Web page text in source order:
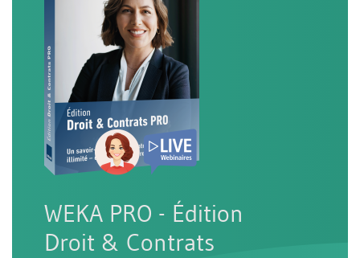
WEKA PRO - Édition
Droit & Contrats